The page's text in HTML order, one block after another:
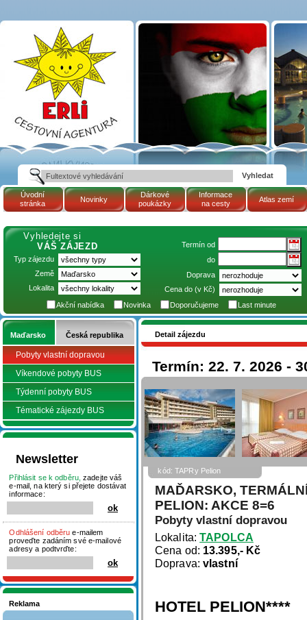
Termín 22.7.2026 -
30.7.2026 (Maďarsko,
termální lázně
TAPOLCA - hotel
PELION: AKCE 8=6)
| Cestovní kancelář
ERLI zájezdy
Maďarsko, dovolená v
Maďarsku, pobyty,
termály
Úvodní
stránka
Novinky
Dárkové
poukázky
Informace
na cesty
Atlas zemí
Vyhledejte si
VÁŠ ZÁJEZD
Typ zájezdu
Země
Lokalita
Termín od
do
Doprava
Cena do (v Kč)
Akční nabídka
Novinka Doporučujeme Last minute
Maďarsko Česká republika
Pobyty vlastní dopravou
Víkendové pobyty BUS
Týdenní pobyty BUS
Tématické zájezdy BUS
Newsletter
Přihlásit se k odběru, zadejte váš
e-mail, na který si přejete dostávat
informace:
Odhlášení odběru e-mailem
proveďte zadáním své e-mailové
adresy a podtvrďte:
Reklama
Detail zájezdu
Termín: 22. 7. 2026 -
kód: TAPRy Pelion
MAĎARSKO,
PELION: AKCE 8=6
Pobyty vlastní dopravou
Lokalita:TAPOLCA
Cena od: 13.395,- Kč
Doprava:vlastní
HOTEL PELION****